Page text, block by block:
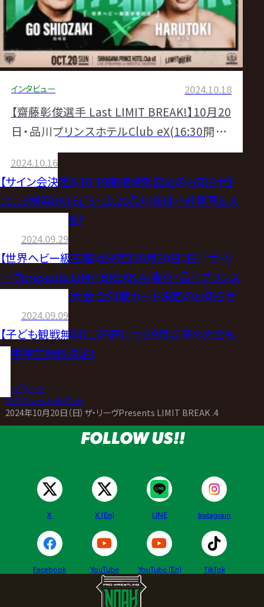
インタビュー 2024.10.18
【齋藤彰俊選手 Last LIMIT BREAK!】10月20
日・品川プリンスホテルClub eX(16:30開始)
大会直前情報
2024.10.16
【サイン会決定＆10.19開場時刻変更のお知らせ】
10.19横浜RATEL’S・10.20品川夜は小峠篤司＆大
原はじめが登場！
2024.09.29
【世界ヘビー級王座戦決定】10月20日（日）「ザ・リ
ーヴpresents LIMITBREAK.4」東京・品川プリンス
ホテルClub eX大会 全対戦カード決定のお知らせ
2024.09.09
【子ども観戦無料】ご好評につき9月以降の大会も
小中学生無料決定！
トップページ
>スケジュール・チケット
2024年10月20日（日）ザ・リーヴPresents LIMIT BREAK .4
FOLLOW US!!
X X (En) LINE Instagram
Facebook YouTube YouTube (En) TikTok